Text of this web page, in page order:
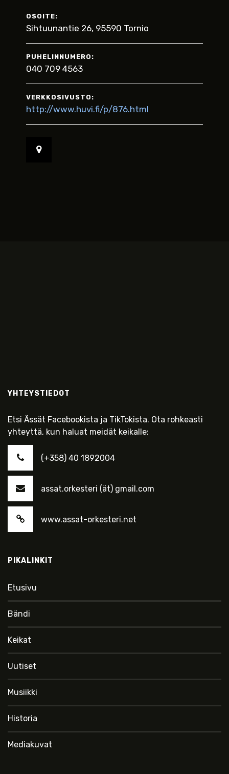
OSOITE:
Sihtuunantie 26, 95590 Tornio
PUHELINNUMERO:
040 709 4563
VERKKOSIVUSTO:
http://www.huvi.fi/p/876.html
YHTEYSTIEDOT
Etsi Ässät Facebookista ja TikTokista. Ota rohkeasti
yhteyttä, kun haluat meidät keikalle:
(+358) 40 1892004
assat.orkesteri (ät) gmail.com
www.assat-orkesteri.net
PIKALINKIT
Etusivu
Bändi
Keikat
Uutiset
Musiikki
Historia
Mediakuvat